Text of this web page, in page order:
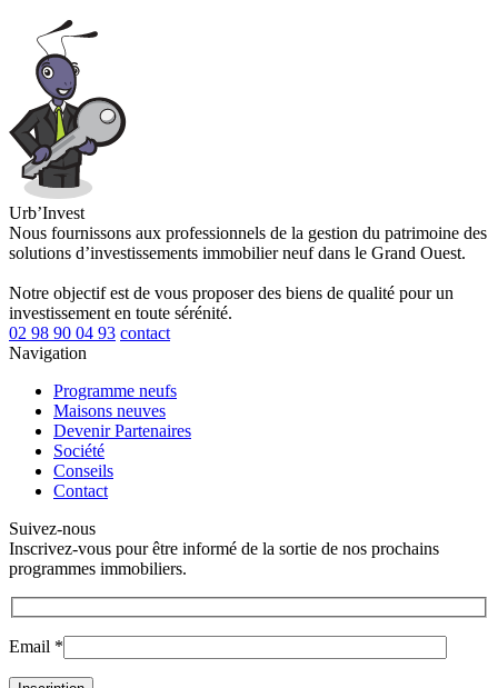
Urb’Invest
Nous fournissons aux professionnels de la gestion du patrimoine des
solutions d’investissements immobilier neuf dans le Grand Ouest.
Notre objectif est de vous proposer des biens de qualité pour un
investissement en toute sérénité.
02 98 90 04 93 contact
Navigation
Programme neufs
Maisons neuves
Devenir Partenaires
Société
Conseils
Contact
Suivez-nous
Inscrivez-vous pour être informé de la sortie de nos prochains
programmes immobiliers.
Email *